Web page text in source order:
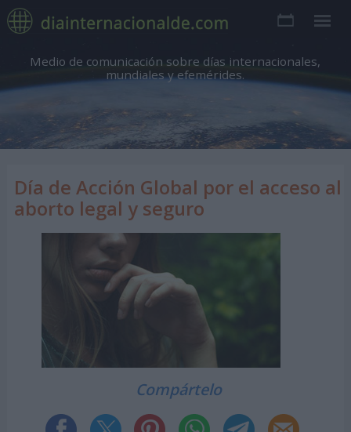
Medio de comunicación sobre días internacionales,
mundiales y efemérides.
Día de Acción Global por el acceso al
aborto legal y seguro
Compártelo